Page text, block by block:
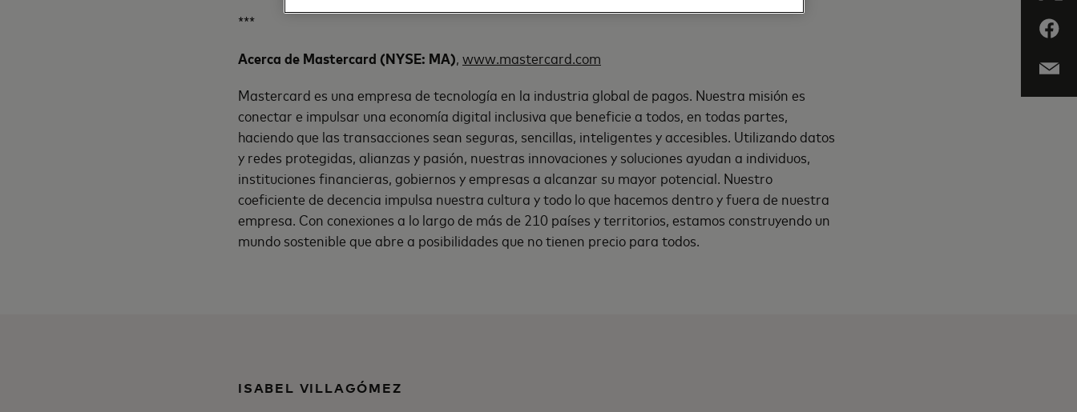
***
Acerca de Mastercard (NYSE: MA), www.mastercard.com
Mastercard es una empresa de tecnología en la industria global de pagos. Nuestra misión es
conectar e impulsar una economía digital inclusiva que beneficie a todos, en todas partes,
haciendo que las transacciones sean seguras, sencillas, inteligentes y accesibles. Utilizando datos
y redes protegidas, alianzas y pasión, nuestras innovaciones y soluciones ayudan a individuos,
instituciones financieras, gobiernos y empresas a alcanzar su mayor potencial. Nuestro
coeficiente de decencia impulsa nuestra cultura y todo lo que hacemos dentro y fuera de nuestra
empresa. Con conexiones a lo largo de más de 210 países y territorios, estamos construyendo un
mundo sostenible que abre a posibilidades que no tienen precio para todos.
ISABEL VILLAGÓMEZ